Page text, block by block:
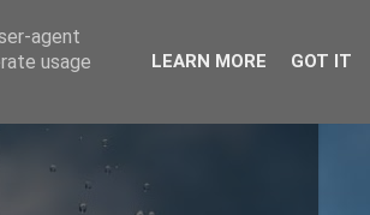
agent
usage
LEARN MORE GOT IT